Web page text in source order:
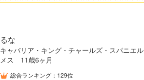
るな
キャバリア・キング・チャールズ・スパニエル
メス 11歳6ヶ月
総合ランキング：129位